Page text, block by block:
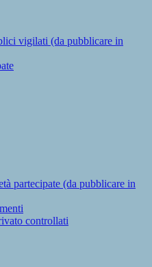
vigilati (da pubblicare in
partecipate (da pubblicare in
controllati